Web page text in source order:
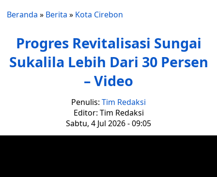
Beranda » Berita » Kota Cirebon
Progres Revitalisasi Sungai
Sukalila Lebih Dari 30 Persen
– Video
Penulis: Tim Redaksi
Editor: Tim Redaksi
Sabtu, 4 Jul 2026 - 09:05